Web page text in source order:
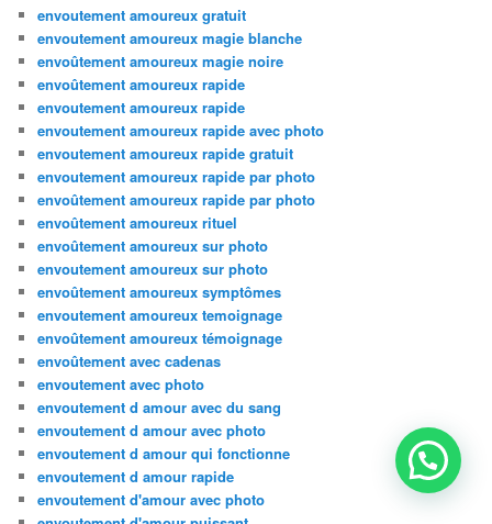
envoutement amoureux gratuit
envoutement amoureux magie blanche
envoûtement amoureux magie noire
envoûtement amoureux rapide
envoutement amoureux rapide
envoutement amoureux rapide avec photo
envoutement amoureux rapide gratuit
envoutement amoureux rapide par photo
envoûtement amoureux rapide par photo
envoûtement amoureux rituel
envoûtement amoureux sur photo
envoutement amoureux sur photo
envoûtement amoureux symptômes
envoutement amoureux temoignage
envoûtement amoureux témoignage
envoûtement avec cadenas
envoutement avec photo
envoutement d amour avec du sang
envoutement d amour avec photo
envoutement d amour qui fonctionne
envoutement d amour rapide
envoutement d'amour avec photo